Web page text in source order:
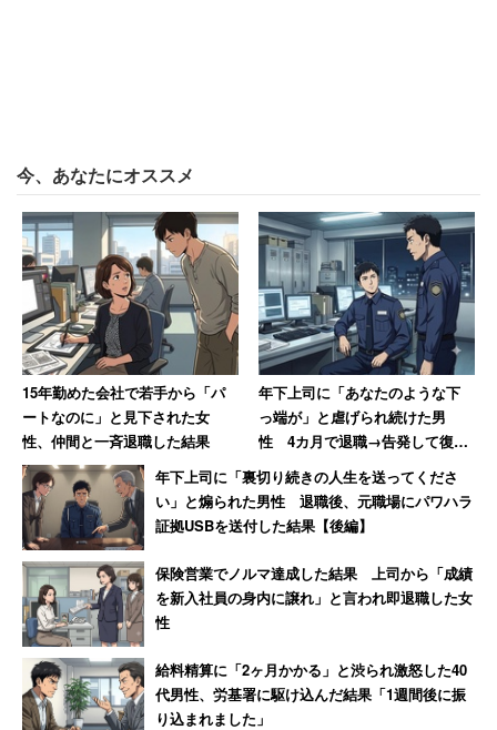
今、あなたにオススメ
15年勤めた会社で若手から「パ
ートなのに」と見下された女
性、仲間と一斉退職した結果
年下上司に「あなたのような下
っ端が」と虐げられ続けた男
性 4カ月で退職→告発して復讐
を果たすまで【前編】
年下上司に「裏切り続きの人生を送ってくださ
い」と煽られた男性 退職後、元職場にパワハラ
証拠USBを送付した結果【後編】
保険営業でノルマ達成した結果 上司から「成績
を新入社員の身内に譲れ」と言われ即退職した女
性
給料精算に「2ヶ月かかる」と渋られ激怒した40
代男性、労基署に駆け込んだ結果「1週間後に振
り込まれました」